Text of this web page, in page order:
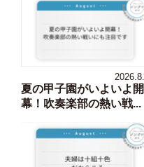
夏の甲子園がいよいよ開
幕！吹奏楽部の熱い戦...